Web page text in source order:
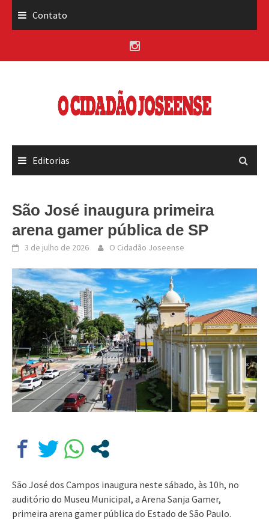
Contato
Editorias
São José inaugura primeira
arena gamer pública de SP
3 de julho de 2026 O Cidadão Joseense
São José dos Campos inaugura neste sábado, às 10h, no
auditório do Museu Municipal, a Arena Sanja Gamer,
primeira arena gamer pública do Estado de São Paulo.